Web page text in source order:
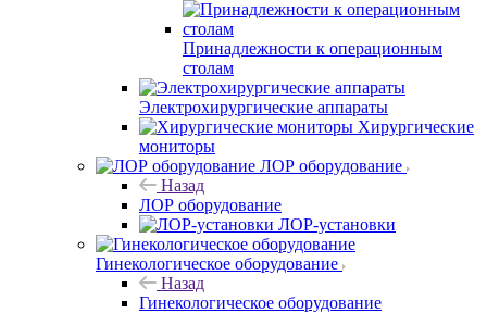
Принадлежности к операционным
столам
Электрохирургические аппараты
Хирургические
мониторы
ЛОР оборудование
Назад
ЛОР оборудование
ЛОР-установки
Гинекологическое оборудование
Назад
Гинекологическое оборудование